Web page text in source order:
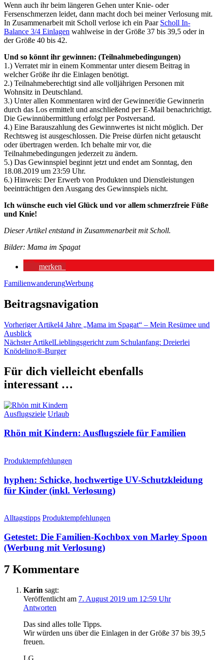
Wenn auch ihr beim längeren Gehen unter Knie- oder
Fersenschmerzen leidet, dann macht doch bei meiner Verlosung mit.
In Zusammenarbeit mit Scholl verlose ich ein Paar Scholl In-
Balance 3/4 Einlagen wahlweise in der Größe 37 bis 39,5 oder in
der Größe 40 bis 42.
Und so könnt ihr gewinnen: (Teilnahmebedingungen)
1.) Verratet mir in einem Kommentar unter diesem Beitrag in
welcher Größe ihr die Einlagen benötigt.
2.) Teilnahmeberechtigt sind alle volljährigen Personen mit
Wohnsitz in Deutschland.
3.) Unter allen Kommentaren wird der Gewinner/die Gewinnerin
durch das Los ermittelt und anschließend per E-Mail benachrichtigt.
Die Gewinnübermittlung erfolgt per Postversand.
4.) Eine Barauszahlung des Gewinnwertes ist nicht möglich. Der
Rechtsweg ist ausgeschlossen. Die Preise dürfen nicht getauscht
oder übertragen werden. Ich behalte mir vor, die
Teilnahmebedingungen jederzeit zu ändern.
5.) Das Gewinnspiel beginnt jetzt und endet am Sonntag, den
18.08.2019 um 23:59 Uhr.
6.) Hinweis: Der Erwerb von Produkten und Dienstleistungen
beeinträchtigen den Ausgang des Gewinnspiels nicht.
Ich wünsche euch viel Glück und vor allem schmerzfreie Füße
und Knie!
Dieser Artikel entstand in Zusammenarbeit mit Scholl.
Bilder: Mama im Spagat
merken
FamilienwanderungWerbung
Beitragsnavigation
Vorheriger Artikel4 Jahre „Mama im Spagat“ – Mein Resümee und
Ausblick
Nächster ArtikelLieblingsgericht zum Schulanfang: Dreierlei
Knödelino®-Burger
Für dich vielleicht ebenfalls
interessant …
Ausflugsziele Urlaub
Rhön mit Kindern: Ausflugsziele für Familien
Produktempfehlungen
hyphen: Schicke, hochwertige UV-Schutzkleidung
für Kinder (inkl. Verlosung)
Alltagstipps Produktempfehlungen
Getestet: Die Familien-Kochbox von Marley Spoon
(Werbung mit Verlosung)
7 Kommentare
Karin sagt:
Veröffentlicht am 7. August 2019 um 12:59 Uhr
Antworten
Das sind alles tolle Tipps.
Wir würden uns über die Einlagen in der Größe 37 bis 39,5
freuen.
LG